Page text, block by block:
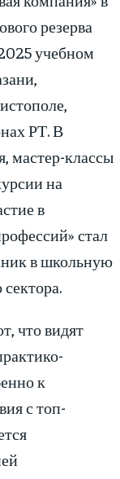
резерва
учебном
РТ. В
мастер-классы
на
в
стал
в школьную
что видят
к
с топ-